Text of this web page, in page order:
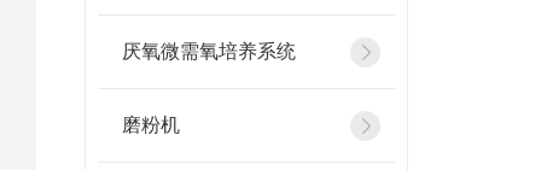
厌氧微需氧培养系统
磨粉机